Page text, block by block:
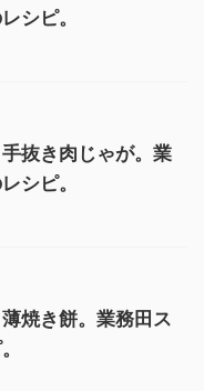
シピ。
手抜き肉じゃが。業
シピ。
薄焼き餅。業務田ス